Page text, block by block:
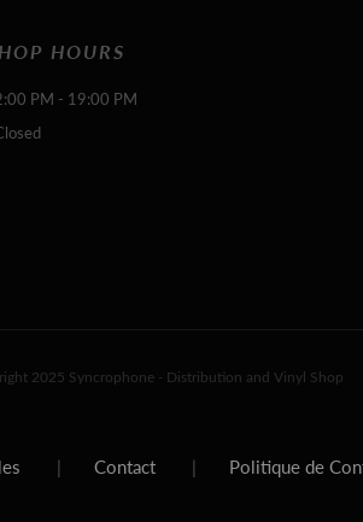
HOURS
PM - 19:00 PM
2025 Syncrophone - Distribution and Vinyl Shop
Contact Politique de